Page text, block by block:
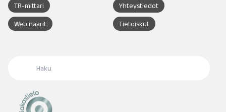
TR-mittari Yhteystiedot
Webinaarit Tietoiskut